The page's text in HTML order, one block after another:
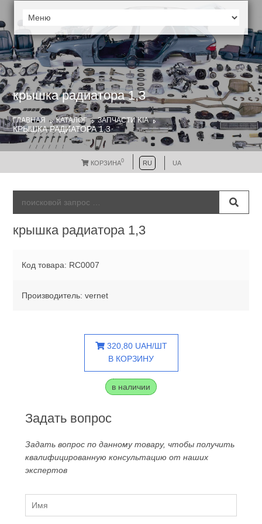
крышка радиатора 1,3
ГЛАВНАЯ КАТАЛОГ ЗАПЧАСТИ KIA
КРЫШКА РАДИАТОРА 1,3
КОРЗИНА0 RU UA
крышка радиатора 1,3
Код товара: RC0007
Производитель: vernet
320,80 UAH/ШТ
В КОРЗИНУ
в наличии
Задать вопрос
Задать вопрос по данному товару, чтобы получить
квалифицированную консультацию от наших
экспертов